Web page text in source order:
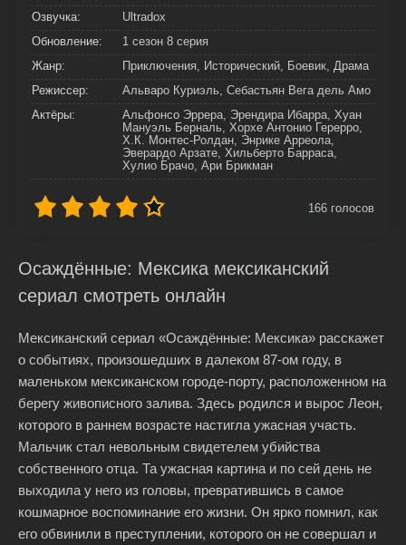
Озвучка:
Ultradox
Обновление:
1 сезон 8 серия
Жанр:
Приключения, Исторический, Боевик, Драма
Режиссер:
Альваро Куриэль, Себастьян Вега дель Амо
Актёры:
Альфонсо Эррера, Эрендира Ибарра, Хуан
Мануэль Берналь, Хорхе Антонио Герерро,
Х.К. Монтес-Ролдан, Энрике Арреола,
Эверардо Арзате, Хильберто Барраса,
Хулио Брачо, Ари Брикман
166 голосов
Осаждённые: Мексика мексиканский
сериал смотреть онлайн
Мексиканский сериал «Осаждённые: Мексика» расскажет
о событиях, произошедших в далеком 87-ом году, в
маленьком мексиканском городе-порту, расположенном на
берегу живописного залива. Здесь родился и вырос Леон,
которого в раннем возрасте настигла ужасная участь.
Мальчик стал невольным свидетелем убийства
собственного отца. Та ужасная картина и по сей день не
выходила у него из головы, превратившись в самое
кошмарное воспоминание его жизни. Он ярко помнил, как
его обвинили в преступлении, которого он не совершал и